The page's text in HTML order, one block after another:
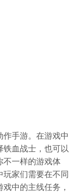
作手游。在游戏中
铁血战士，也可以
不一样的游戏体
家们需要在不同
中的主线任务，